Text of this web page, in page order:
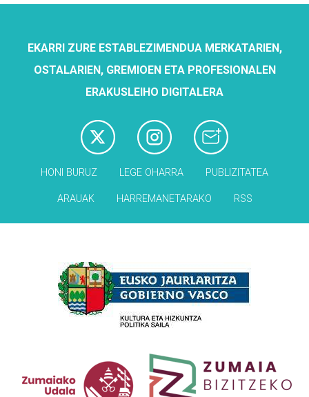
EKARRI ZURE ESTABLEZIMENDUA MERKATARIEN,
OSTALARIEN, GREMIOEN ETA PROFESIONALEN
ERAKUSLEIHO DIGITALERA
HONI BURUZ LEGE OHARRA PUBLIZITATEA
ARAUAK HARREMANETARAKO RSS